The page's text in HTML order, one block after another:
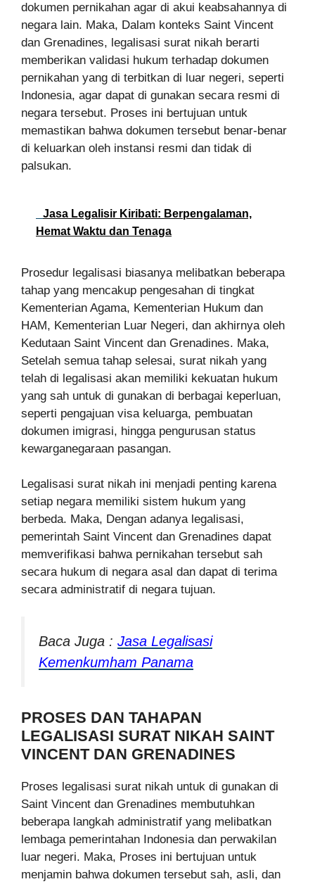
dokumen pernikahan agar di akui keabsahannya di
negara lain. Maka, Dalam konteks Saint Vincent
dan Grenadines, legalisasi surat nikah berarti
memberikan validasi hukum terhadap dokumen
pernikahan yang di terbitkan di luar negeri, seperti
Indonesia, agar dapat di gunakan secara resmi di
negara tersebut. Proses ini bertujuan untuk
memastikan bahwa dokumen tersebut benar-benar
di keluarkan oleh instansi resmi dan tidak di
palsukan.
Jasa Legalisir Kiribati: Berpengalaman,
Hemat Waktu dan Tenaga
Prosedur legalisasi biasanya melibatkan beberapa
tahap yang mencakup pengesahan di tingkat
Kementerian Agama, Kementerian Hukum dan
HAM, Kementerian Luar Negeri, dan akhirnya oleh
Kedutaan Saint Vincent dan Grenadines. Maka,
Setelah semua tahap selesai, surat nikah yang
telah di legalisasi akan memiliki kekuatan hukum
yang sah untuk di gunakan di berbagai keperluan,
seperti pengajuan visa keluarga, pembuatan
dokumen imigrasi, hingga pengurusan status
kewarganegaraan pasangan.
Legalisasi surat nikah ini menjadi penting karena
setiap negara memiliki sistem hukum yang
berbeda. Maka, Dengan adanya legalisasi,
pemerintah Saint Vincent dan Grenadines dapat
memverifikasi bahwa pernikahan tersebut sah
secara hukum di negara asal dan dapat di terima
secara administratif di negara tujuan.
Baca Juga : Jasa Legalisasi
Kemenkumham Panama
PROSES DAN TAHAPAN
LEGALISASI SURAT NIKAH SAINT
VINCENT DAN GRENADINES
Proses legalisasi surat nikah untuk di gunakan di
Saint Vincent dan Grenadines membutuhkan
beberapa langkah administratif yang melibatkan
lembaga pemerintahan Indonesia dan perwakilan
luar negeri. Maka, Proses ini bertujuan untuk
menjamin bahwa dokumen tersebut sah, asli, dan